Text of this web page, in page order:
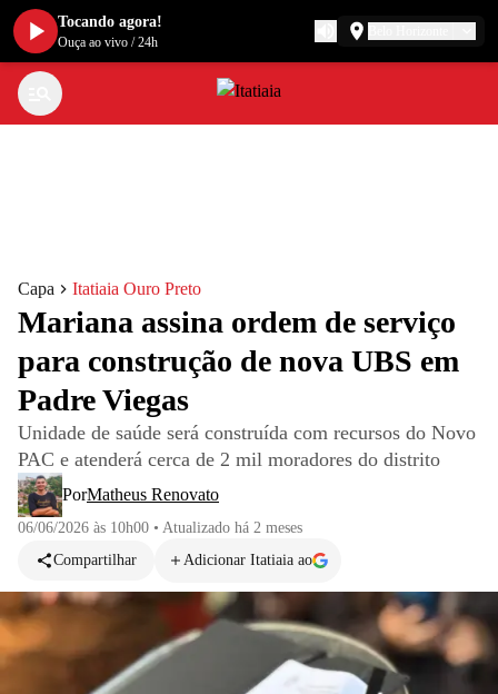
Capa Itatiaia Ouro Preto
Mariana assina ordem de serviço
para construção de nova UBS em
Padre Viegas
Unidade de saúde será construída com recursos do Novo
PAC e atenderá cerca de 2 mil moradores do distrito
PorMatheus Renovato
06/06/2026 às 10h00 • Atualizado há 2 meses
Compartilhar
Adicionar Itatiaia ao
Tocando agora!
Ouça ao vivo /24h